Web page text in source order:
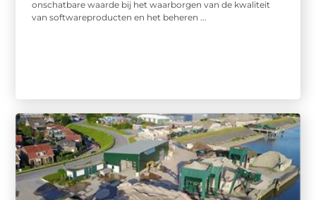
onschatbare waarde bij het waarborgen van de kwaliteit
van softwareproducten en het beheren ...